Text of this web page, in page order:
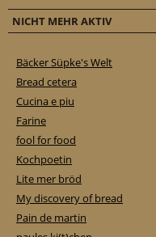
NICHT MEHR AKTIV
Bäcker Süpke's Welt
Bread cetera
Cucina e piu
Farine
fool for food
Kochpoetin
Lite mer bröd
My discovery of bread
Pain de martin